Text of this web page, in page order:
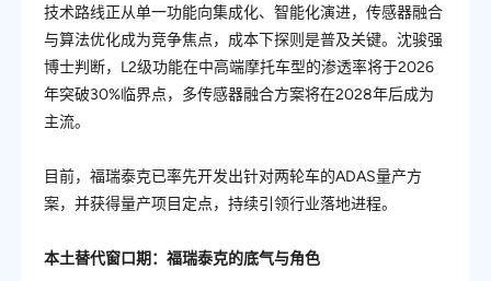
技术路线正从单一功能向集成化、智能化演进，传感器融合
与算法优化成为竞争焦点，成本下探则是普及关键。沈骏强
博士判断，L2级功能在中高端摩托车型的渗透率将于2026
年突破30%临界点，多传感器融合方案将在2028年后成为
主流。
目前，福瑞泰克已率先开发出针对两轮车的ADAS量产方
案，并获得量产项目定点，持续引领行业落地进程。
本土替代窗口期：福瑞泰克的底气与角色